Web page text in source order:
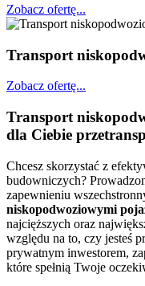
Zobacz ofertę...
Transport
Zobacz ofertę...
Transport
dla Ciebie
Chcesz skorzystać z
budowniczych?
zapewnieniu
niskopodwoziowymi
najcięższych oraz
względu na to, czy jesteś
prywatnym inwestorem,
które spełnią Twoje